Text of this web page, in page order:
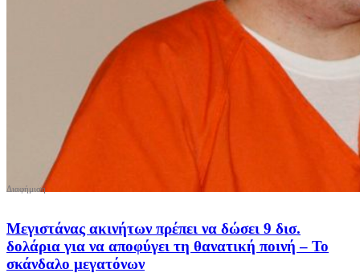
Μεγιστάνας ακινήτων πρέπει να δώσει 9 δισ.
δολάρια για να αποφύγει τη θανατική ποινή – Το
σκάνδαλο μεγατόνων